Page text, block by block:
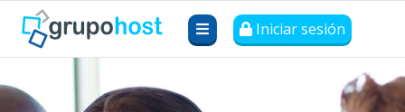
Iniciar sesión